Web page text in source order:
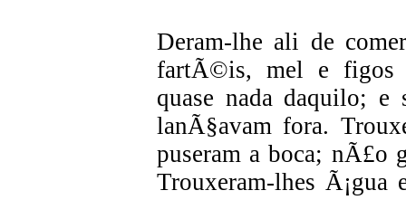
Deram-lhe ali de
fartÃ©is, mel e figos
quase nada daquilo; e
lanÃ§avam fora.
puseram a boca; nÃ£o
Trouxeram-lhes Ã¡gua